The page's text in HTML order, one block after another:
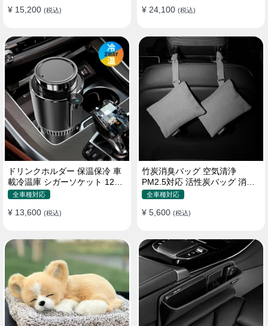
¥ 15,200 (税込) ¥ 24,100 (税込)
ドリンクホルダー 保温保冷 車
載冷温庫 シガーソケット 12V
車用 車中泊
全車種対応
¥ 13,600 (税込)
竹炭消臭バッグ 空気清浄
PM2.5対応 活性炭バッグ 消臭
車用 デオドラント 繰り返し使
全車種対応
¥ 5,600 (税込)